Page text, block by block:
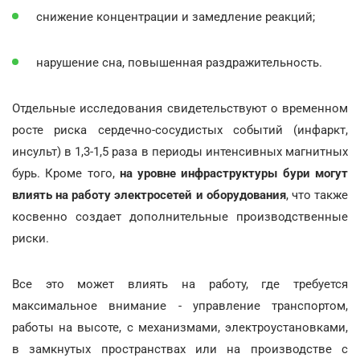
снижение концентрации и замедление реакций;
нарушение сна, повышенная раздражительность.
Отдельные исследования свидетельствуют о временном
росте риска сердечно-сосудистых событий (инфаркт,
инсульт) в 1,3-1,5 раза в периоды интенсивных магнитных
бурь. Кроме того, на уровне инфраструктуры бури могут
влиять на работу электросетей и оборудования, что также
косвенно создает дополнительные производственные
риски.
Все это может влиять на работу, где требуется
максимальное внимание - управление транспортом,
работы на высоте, с механизмами, электроустановками,
в замкнутых пространствах или на производстве с